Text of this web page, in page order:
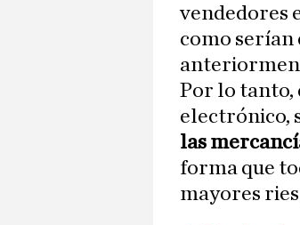
vendedores
como serían
Por lo tanto,
electrónico,
las
forma que
mayores